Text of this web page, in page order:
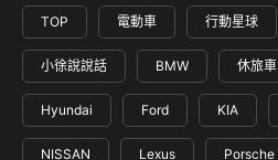
TOP 電動車 行動星球
小徐說說話 BMW 休旅車
Hyundai Ford KIA
NISSAN Lexus Porsche